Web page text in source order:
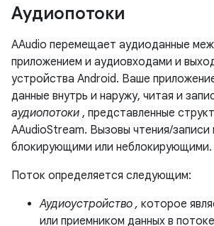
Аудиопотоки
AAudio перемещает аудиоданные
приложением и аудиовходами и
устройства Android. Ваше
данные внутрь и наружу, читая и
аудиопотоки , представленные
AAudioStream. Вызовы чтения/записи
блокирующими или неблокирующими.
Поток определяется следующим:
Аудиоустройство , которое
или приемником данных в